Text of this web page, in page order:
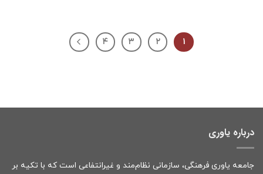
۱ ۲ ۳ ۴
درباره یاوری
جامعه یاوری فرهنگی، سازمانی نظام‌مند و غیرانتفاعی است که با تکیه بر